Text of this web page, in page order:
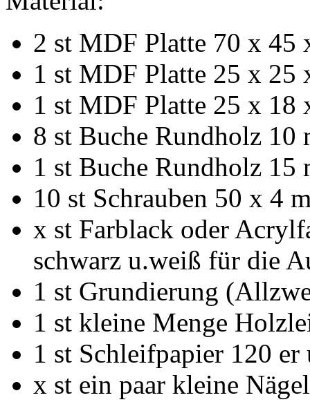
2 st MDF Platte 70 x 45
1 st MDF Platte 25 x 25
1 st MDF Platte 25 x 18
8 st Buche Rundholz
1 st Buche Rundholz
10 st Schrauben 50 x 4
x st Farblack oder
schwarz u.weiß für die
1 st Grundierung
1 st kleine Menge
1 st Schleifpapier 120
x st ein paar kleine Nägel